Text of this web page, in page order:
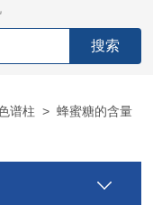
谱柱 >蜂蜜糖的含量